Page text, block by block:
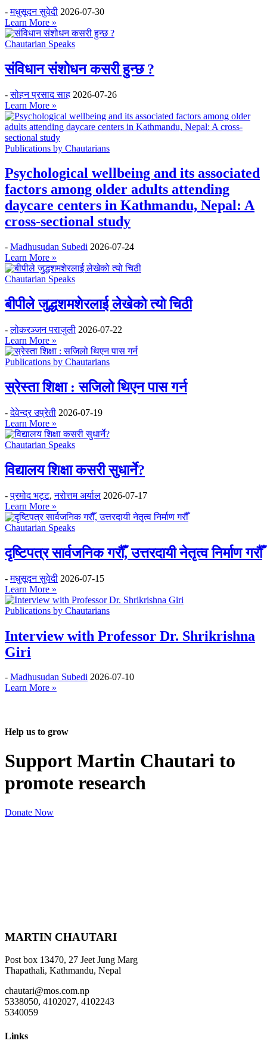
-मधुसूदन सुवेदी 2026-07-30
Learn More »
Chautarian Speaks
संविधान संशोधन कसरी हुन्छ ?
-सोहन प्रसाद साह 2026-07-26
Learn More »
Publications by Chautarians
Psychological wellbeing and its associated
factors among older adults attending
daycare centers in Kathmandu, Nepal: A
cross-sectional study
- Madhusudan Subedi 2026-07-24
Learn More »
Chautarian Speaks
बीपीले जुद्धशमशेरलाई लेखेको त्यो चिठी
-लोकरञ्‍जन पराजुली 2026-07-22
Learn More »
Publications by Chautarians
स्रेस्ता शिक्षा : सजिलो थिएन पास गर्न
-देवेन्द्र उप्रेती 2026-07-19
Learn More »
Chautarian Speaks
विद्यालय शिक्षा कसरी सुधार्ने?
-प्रमोद भट्ट,नरोत्तम अर्याल 2026-07-17
Learn More »
Chautarian Speaks
दृष्टिपत्र सार्वजनिक गरौँ, उत्तरदायी नेतृत्व निर्माण गरौँ
-मधुसूदन सुवेदी 2026-07-15
Learn More »
Publications by Chautarians
Interview with Professor Dr. Shrikrishna
Giri
- Madhusudan Subedi 2026-07-10
Learn More »
Help us to grow
Support Martin Chautari to
promote research
Donate Now
MARTIN CHAUTARI
Post box 13470, 27 Jeet Jung Marg
Thapathali, Kathmandu, Nepal
chautari@mos.com.np
5338050, 4102027, 4102243
5340059
Links